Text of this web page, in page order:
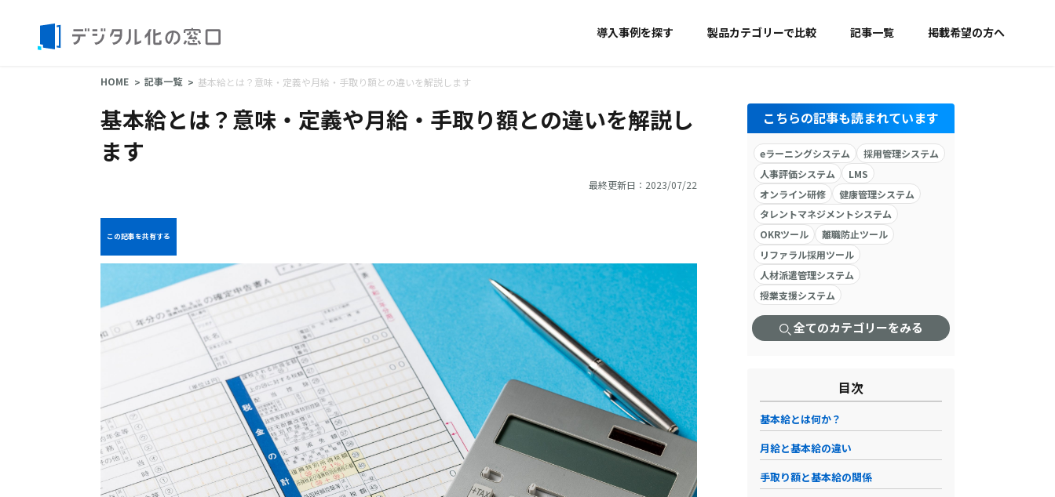
導入事例を探す 製品カテゴリーで比較 記事一覧 掲載希望の方へ
HOME 記事一覧 基本給とは？意味・定義や月給・手取り額との違いを解説します
基本給とは？意味・定義や月給・手取り額との違いを解説し
ます
最終更新日：2023/07/22
この記事を共有する
こちらの記事も読まれています
eラーニングシステム
採用管理システム
人事評価システム
LMS
オンライン研修
健康管理システム
タレントマネジメントシステム
OKRツール
離職防止ツール
リファラル採用ツール
人材派遣管理システム
授業支援システム
全てのカテゴリーをみる
目次
基本給とは何か？
月給と基本給の違い
手取り額と基本給の関係